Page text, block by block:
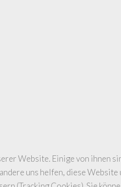
Website. Einige von ihnen
uns helfen, diese Website